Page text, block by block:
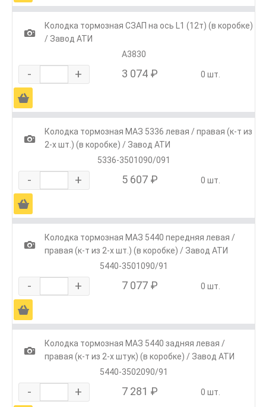
1
Колодка тормозная СЗАП на ось L1 (12т) (в коробке)
/ Завод АТИ
А3830
- + 3 074 ₽ 0 шт.
Ä
1
Колодка тормозная МАЗ 5336 левая / правая (к-т из
2-х шт.) (в коробке) / Завод АТИ
5336-3501090/091
- + 5 607 ₽ 0 шт.
Ä
1
Колодка тормозная МАЗ 5440 передняя левая /
правая (к-т из 2-х шт.) (в коробке) / Завод АТИ
5440-3501090/91
- + 7 077 ₽ 0 шт.
Ä
1
Колодка тормозная МАЗ 5440 задняя левая /
правая (к-т из 2-х штук) (в коробке) / Завод АТИ
5440-3502090/91
- + 7 281 ₽ 0 шт.